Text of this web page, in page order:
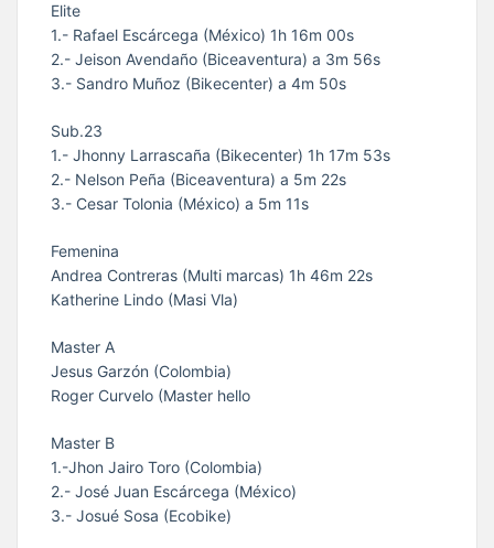
Elite
1.- Rafael Escárcega (México) 1h 16m 00s
2.- Jeison Avendaño (Biceaventura) a 3m 56s
3.- Sandro Muñoz (Bikecenter) a 4m 50s
Sub.23
1.- Jhonny Larrascaña (Bikecenter) 1h 17m 53s
2.- Nelson Peña (Biceaventura) a 5m 22s
3.- Cesar Tolonia (México) a 5m 11s
Femenina
Andrea Contreras (Multi marcas) 1h 46m 22s
Katherine Lindo (Masi Vla)
Master A
Jesus Garzón (Colombia)
Roger Curvelo (Master hello
Master B
1.-Jhon Jairo Toro (Colombia)
2.- José Juan Escárcega (México)
3.- Josué Sosa (Ecobike)